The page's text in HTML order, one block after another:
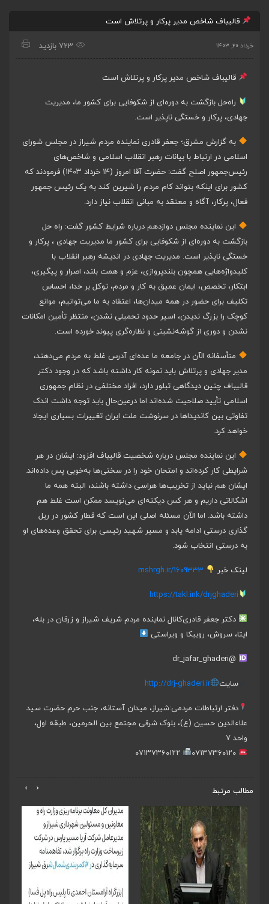
قالیباف شاخص مدیر پرکار و پرتلاش است
خرداد ۲۰, ۱۴۰۳ 723 بازدید
قالیباف شاخص مدیر پرکار و پرتلاش است
راه‌حل بازگشت به دوره‌ای از شکوفایی برای کشور ما، مدیریت
جهادی، پرکار و خستگی ناپذیر است.
به گزارش مشرق؛ جعفر قادری نماینده مردم شیراز در مجلس شورای
اسلامی در ارتباط با بیانات رهبر انقلاب اسلامی و شاخص‌های
رئیس‌جمهور اصلح گفت: حضرت آقا امروز (۱۴ خرداد ۱۴۰۳) فرمودند که
کشور برای اینکه بتواند کام مردم را شیرین کند به یک رئیس جمهور
فعال، پرکار، آگاه و معتقد به مبانی انقلاب نیاز دارد.
این نماینده مجلس دوازدهم درباره شرایط کشور گفت: راه حل
بازگشت به دوره‌ای از شکوفایی برای کشور ما مدیریت جهادی ، پرکار و
خستگی ناپذیر است. مدیریت جهادی در اندیشه رهبر انقلاب با
کلیدواژه‌هایی همچون بلندپروازی، عزم و همت بلند، اصرار و پیگیری،
ابتکار، تخصص، ایمان عمیق به کار و مردم، توکل بر خدا، احساس
تکلیف برای حضور در همه میدان‌ها، اعتقاد به ما می‌توانیم، موانع
کوچک را بزرگ ندیدن، اسیر حدود تحمیلی نشدن، منتظر تأمین امکانات
نشدن و دوری از گوشه‌نشینی و نظاره‌گری پیوند خورده است.
متأسفانه الآن در جامعه ما عده‌ای آدرس غلط به مردم می‌دهند،
مدیر جهادی و پرتلاش باید نمونه کار داشته باشد که در وجود دکتر
قالیباف چنین دیدگاهی تبلور دارد، افراد مختلفی در نظام جمهوری
اسلامی تأیید صلاحیت شده‌اند اما درعین‌حال باید توجه داشت اندک
تفاوتی بین کاندیداها در سرنوشت ملت ایران تغییرات بسیاری ایجاد
خواهد کرد.
این نماینده مجلس درباره شخصیت قالیباف افزود: ایشان در هر
شرایطی کار کرده‌اند و امتحان خود را در سختی‌ها به‌خوبی پس داده‌اند.
ایشان هم نباید از تخریب‌ها هراسی داشته باشند، البته همه ما
اشکالاتی داریم و هر کس دیکته‌ای می‌نویسد ممکن است غلط هم
داشته باشد. اما الآن مسئله اصلی این است که قطار کشور در ریل
گذاری درستی ادامه یابد و مسیر شهید رئیسی برای تحقق وعده‌های او
به درستی انتخاب شود.
لینک خبر mshrgh.ir/1609333
https://takl.ink/drjghaderi
دکتر جعفر قادریکانال نماینده مردم شریف شیراز و زرقان در بله،
ایتا، سروش، روبیکا و ویراستی
@dr_jafar_ghaderi
سایت http://drj-ghaderi.ir
دفتر ارتباطات مردمی:شیراز، میدان آستانه، جنب حرم حضرت سید
علاءالدین حسین (ع)، بلوک شرقی مجتمع بین الحرمین، طبقه اول،
واحد ۷
مطالب مرتبط ‹
›